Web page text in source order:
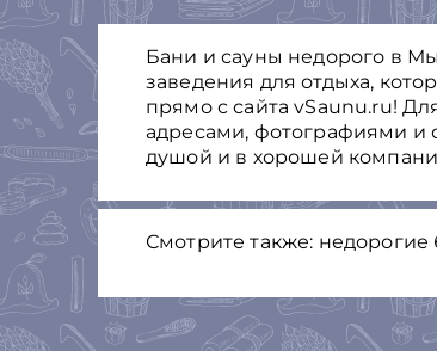
Бани и сауны недорого в
заведения для отдыха,
прямо с сайта vSaunu.ru!
адресами, фотографиями и
душой и в хорошей
Смотрите также: недорогие